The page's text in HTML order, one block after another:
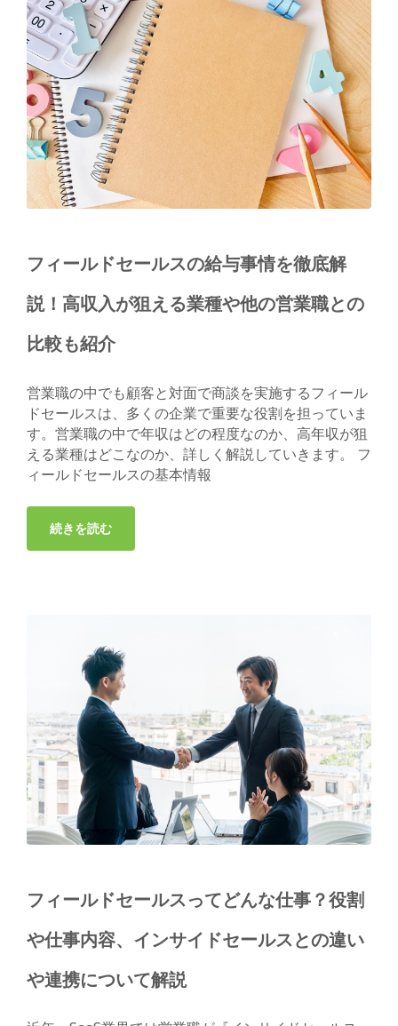
フィールドセールスの給与事情を徹底解
説！高収入が狙える業種や他の営業職との
比較も紹介
営業職の中でも顧客と対面で商談を実施するフィール
ドセールスは、多くの企業で重要な役割を担っていま
す。営業職の中で年収はどの程度なのか、高年収が狙
える業種はどこなのか、詳しく解説していきます。 フ
ィールドセールスの基本情報
フィールドセールスってどんな仕事？役割
や仕事内容、インサイドセールスとの違い
や連携について解説